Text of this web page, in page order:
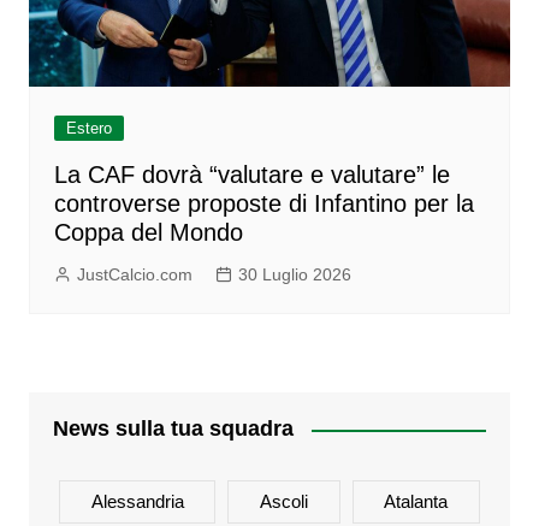
Estero
La CAF dovrà “valutare e valutare” le
controverse proposte di Infantino per la
Coppa del Mondo
JustCalcio.com 30 Luglio 2026
News sulla tua squadra
Alessandria Ascoli Atalanta